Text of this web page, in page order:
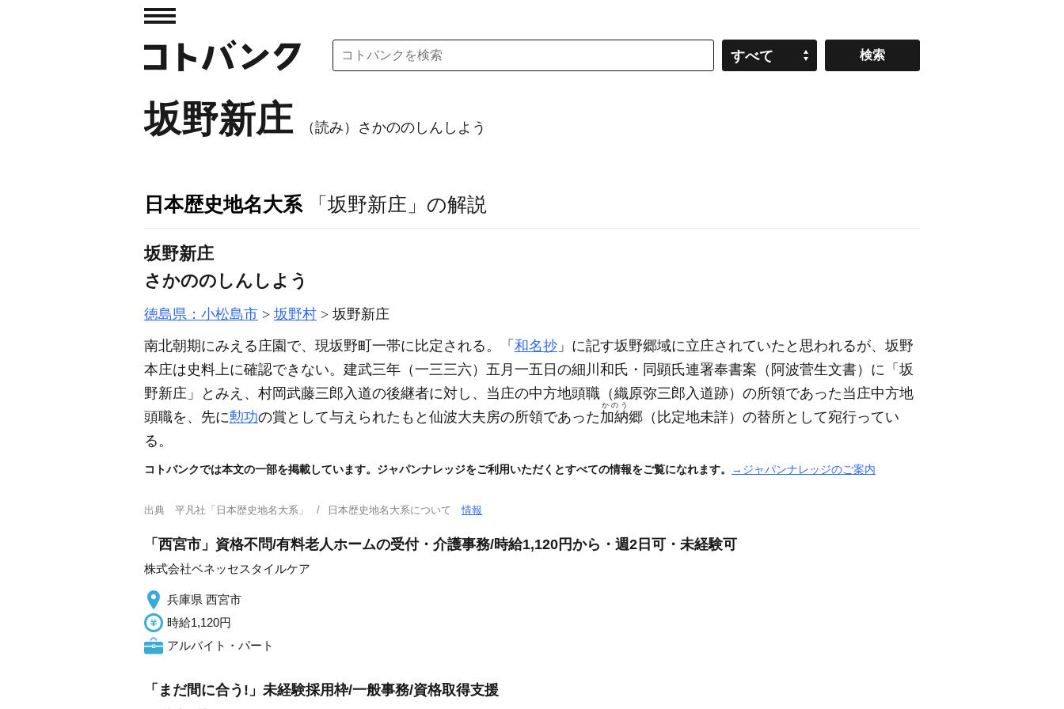
すべて
坂野新庄 （読み）さかののしんしよう
日本歴史地名大系 「坂野新庄」の解説
坂野新庄
さかののしんしよう
徳島県：小松島市 坂野村
坂野新庄
南北朝期にみえる庄園で、現坂野町一帯に比定される。「 和名抄 」に記す坂野郷域に立庄されていたと思われるが、坂野
本庄は史料上に確認できない。建武三年 （一三三六） 五月一五日の細川和氏・同顕氏連署奉書案 （阿波菅生文書） に「坂
野新庄」とみえ、村岡武藤三郎入道の後継者に対し、当庄の中方地頭職 （織原弥三郎入道跡） の所領であった当庄中方地
頭職を、先に勲功の賞として与えられたもと仙波大夫房の所領であった加納
かのう
郷 （比定地未詳） の替所として宛行ってい
る。
コトバンクでは本文の一部を掲載しています。ジャパンナレッジをご利用いただくとすべての情報をご覧になれます。 →ジャパンナレッジのご案内
出典 平凡社「日本歴史地名大系」 日本歴史地名大系について情報
「西宮市」資格不問/有料老人ホームの受付・介護事務/時給1,120円から・週2日可・未経験可
株式会社ベネッセスタイルケア
兵庫県 西宮市
時給1,120円
アルバイト・パート
「まだ間に合う!」未経験採用枠/一般事務/資格取得支援